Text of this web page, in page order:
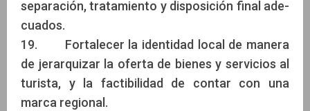
separación, tratamiento y disposición final ade-
cuados.
19. Fortalecer la identidad local de manera
de jerarquizar la oferta de bienes y servicios al
turista, y la factibilidad de contar con una
marca regional.